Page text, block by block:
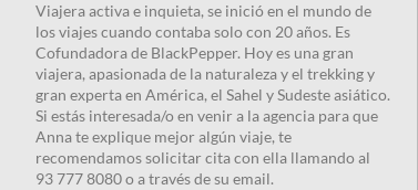
Viajera activa e inquieta, se inició en el mundo de
los viajes cuando contaba solo con 20 años. Es
Cofundadora de BlackPepper. Hoy es una gran
viajera, apasionada de la naturaleza y el trekking y
gran experta en América, el Sahel y Sudeste asiático.
Si estás interesada/o en venir a la agencia para que
Anna te explique mejor algún viaje, te
recomendamos solicitar cita con ella llamando al
93 777 8080 o a través de su email.